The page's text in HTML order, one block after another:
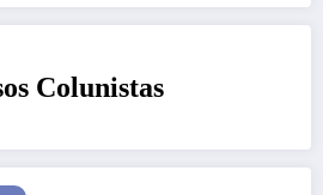
Colunistas